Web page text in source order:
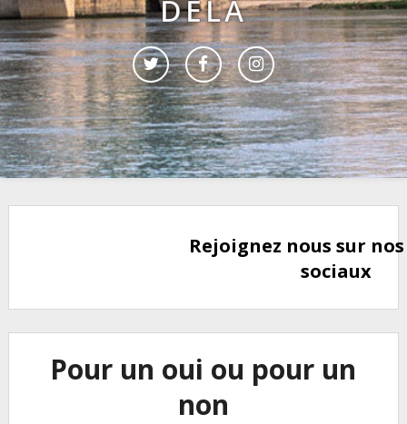
DELÀ
Rejoignez nous sur
sociaux
Pour un oui ou pour un
non